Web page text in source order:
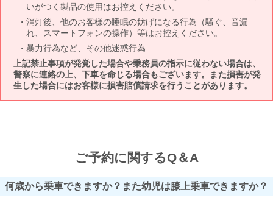
いがつく製品の使用はお控えください。
消灯後、他のお客様の睡眠の妨げになる行為（騒ぐ、音漏
れ、スマートフォンの操作）等はお控えください。
暴力行為など、その他迷惑行為
上記禁止事項が発覚した場合や乗務員の指示に従わない場合は、
警察に連絡の上、下車を命じる場合もございます。また損害が発
生した場合にはお客様に損害賠償請求を行うことがあります。
ご予約に関するQ＆A
何歳から乗車できますか？また幼児は膝上乗車できますか？